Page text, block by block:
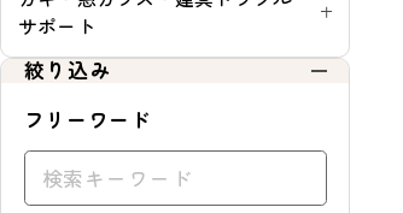
サポート
絞り込み
フリーワード